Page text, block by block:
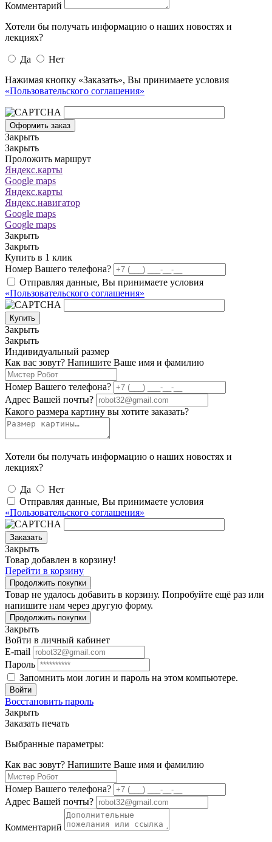
Комментарий
Хотели бы получать информацию о наших новостях и
лекциях?
Да
Нет
Нажимая кнопку «Заказать», Вы принимаете условия
«Пользовательского соглашения»
Оформить заказ
Закрыть
Закрыть
Проложить маршрут
Яндекс.карты
Google maps
Яндекс.карты
Яндекс.навигатор
Google maps
Google maps
Закрыть
Закрыть
Купить в 1 клик
Номер Вашего телефона?
Отправляя данные, Вы принимаете условия
«Пользовательского соглашения»
Купить
Закрыть
Закрыть
Индивидуальный размер
Как вас зовут? Напишите Ваше имя и фамилию
Номер Вашего телефона?
Адрес Вашей почты?
Какого размера картину вы хотите заказать?
Хотели бы получать информацию о наших новостях и
лекциях?
Да
Нет
Отправляя данные, Вы принимаете условия
«Пользовательского соглашения»
Заказать
Закрыть
Товар добавлен в корзину!
Перейти в корзину
Продолжить покупки
Товар не удалось добавить в корзину. Попробуйте ещё раз или
напишите нам через другую форму.
Продолжить покупки
Закрыть
Войти в личный кабинет
E-mail
Пароль
Запомнить мои логин и пароль на этом компьютере.
Войти
Восстановить пароль
Закрыть
Заказать печать
Выбранные параметры:
Как вас зовут? Напишите Ваше имя и фамилию
Номер Вашего телефона?
Адрес Вашей почты?
Комментарий